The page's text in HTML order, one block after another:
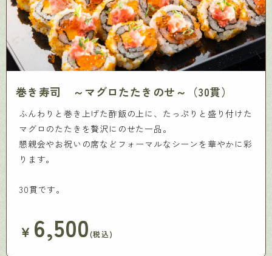
巻き寿司 ～マグロたたきのせ～（30貫）
ふんわりと巻き上げた酢飯の上に、たっぷりと盛り付けた
マグロのたたきを贅沢にのせた一品。
懇親会やお祝いの席などフォーマルなシーンを華やかに彩
ります。
30貫です。
￥ 6,500(税込)